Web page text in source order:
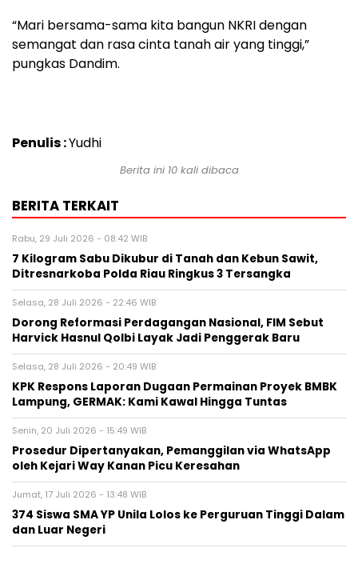
“Mari bersama-sama kita bangun NKRI dengan
semangat dan rasa cinta tanah air yang tinggi,”
pungkas Dandim.
Penulis :Yudhi
Berita ini 10 kali dibaca
BERITA TERKAIT
Rabu, 29 Juli 2026 - 08:42 WIB
7 Kilogram Sabu Dikubur di Tanah dan Kebun Sawit,
Ditresnarkoba Polda Riau Ringkus 3 Tersangka
Selasa, 28 Juli 2026 - 22:46 WIB
Dorong Reformasi Perdagangan Nasional, FIM Sebut
Harvick Hasnul Qolbi Layak Jadi Penggerak Baru
Selasa, 28 Juli 2026 - 20:49 WIB
KPK Respons Laporan Dugaan Permainan Proyek BMBK
Lampung, GERMAK: Kami Kawal Hingga Tuntas
Senin, 20 Juli 2026 - 15:49 WIB
Prosedur Dipertanyakan, Pemanggilan via WhatsApp
oleh Kejari Way Kanan Picu Keresahan
Jumat, 17 Juli 2026 - 13:48 WIB
374 Siswa SMA YP Unila Lolos ke Perguruan Tinggi Dalam
dan Luar Negeri